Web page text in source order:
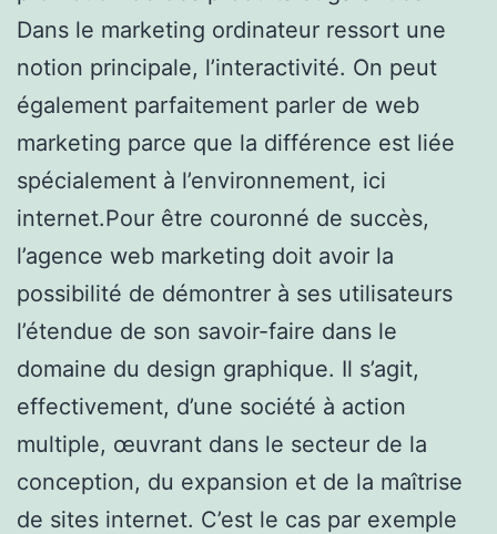
Dans le marketing ordinateur ressort une
notion principale, l’interactivité. On peut
également parfaitement parler de web
marketing parce que la différence est liée
spécialement à l’environnement, ici
internet.Pour être couronné de succès,
l’agence web marketing doit avoir la
possibilité de démontrer à ses utilisateurs
l’étendue de son savoir-faire dans le
domaine du design graphique. Il s’agit,
effectivement, d’une société à action
multiple, œuvrant dans le secteur de la
conception, du expansion et de la maîtrise
de sites internet. C’est le cas par exemple